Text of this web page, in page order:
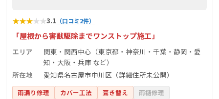
★★★★★3.1 （口コミ2件）
「屋根から害獣駆除までワンストップ施工」
エリア
関東・関西中心（東京都・神奈川・千葉・静岡・愛
知・大阪・兵庫 など）
所在地
愛知県名古屋市中川区（詳細住所未公開）
雨漏り修理 カバー工法 葺き替え
雨樋修理